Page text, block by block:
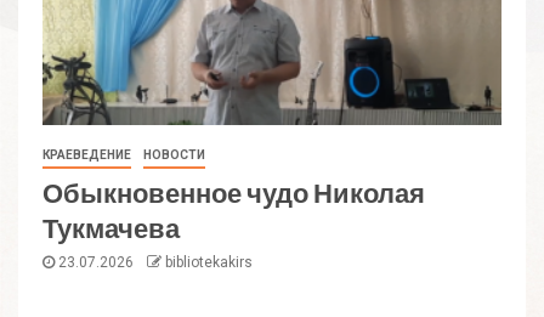
КРАЕВЕДЕНИЕ НОВОСТИ
Обыкновенное чудо Николая
Тукмачева
23.07.2026 bibliotekakirs